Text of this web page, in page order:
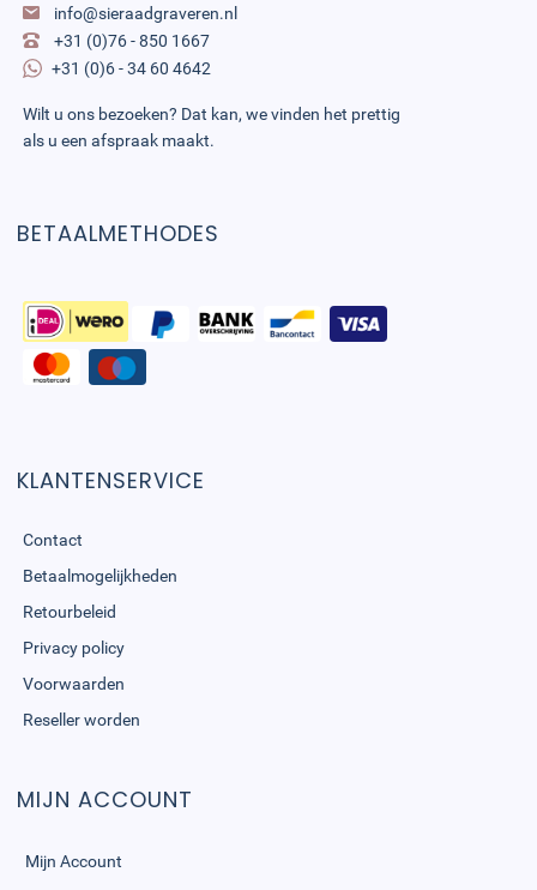
info@sieraadgraveren.nl
+31 (0)76 - 850 1667
+31 (0)6 - 34 60 4642
Wilt u ons bezoeken? Dat kan, we vinden het prettig
als u een afspraak maakt.
BETAALMETHODES
KLANTENSERVICE
Contact
Betaalmogelijkheden
Retourbeleid
Privacy policy
Voorwaarden
Reseller worden
MIJN ACCOUNT
Mijn Account